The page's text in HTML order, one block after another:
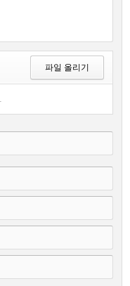
파일 올리기